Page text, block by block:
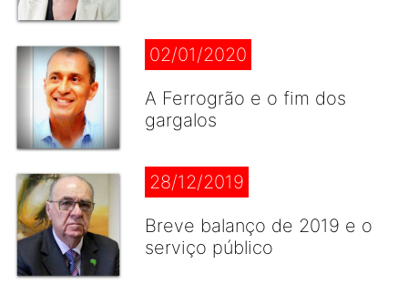
02/01/2020
A Ferrogrão e o fim dos
gargalos
28/12/2019
Breve balanço de 2019 e o
serviço público